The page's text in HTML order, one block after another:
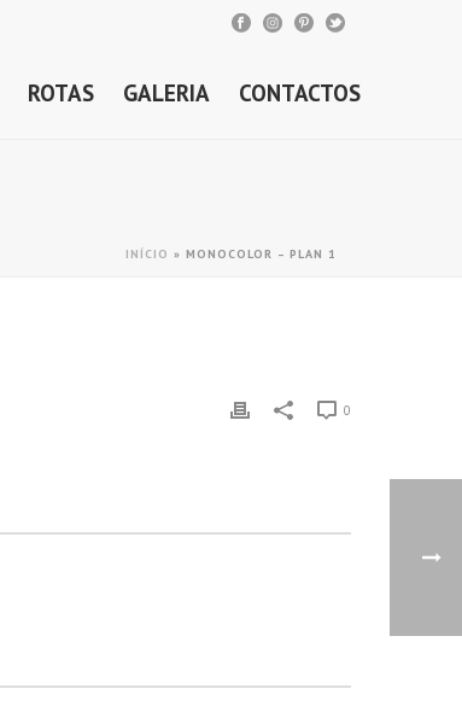
ROTAS GALERIA CONTACTOS
INÍCIO » MONOCOLOR – PLAN 1
0